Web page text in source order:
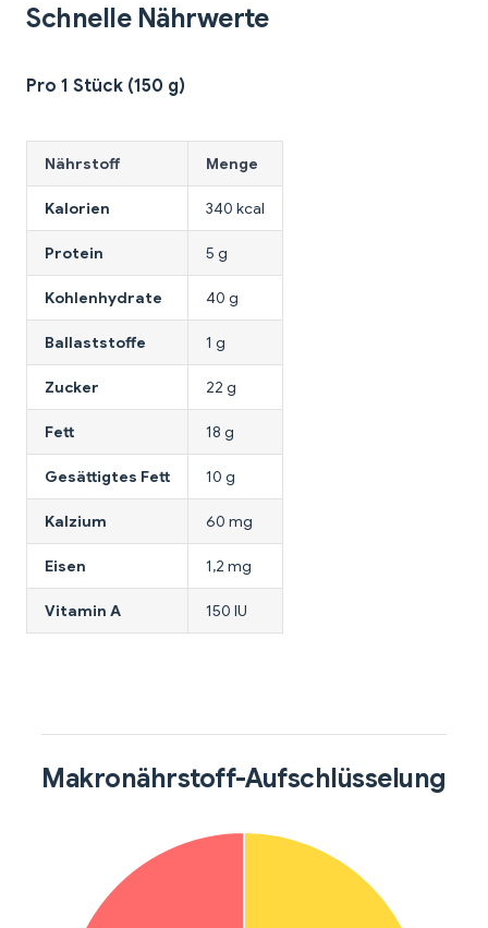
Schnelle Nährwerte
Pro 1 Stück (150 g)
Nährstoff Menge
Kalorien 340 kcal
Protein 5 g
Kohlenhydrate 40 g
Ballaststoffe 1 g
Zucker 22 g
Fett 18 g
Gesättigtes Fett 10 g
Kalzium 60 mg
Eisen 1,2 mg
Vitamin A 150 IU
Makronährstoff-Aufschlüsselung